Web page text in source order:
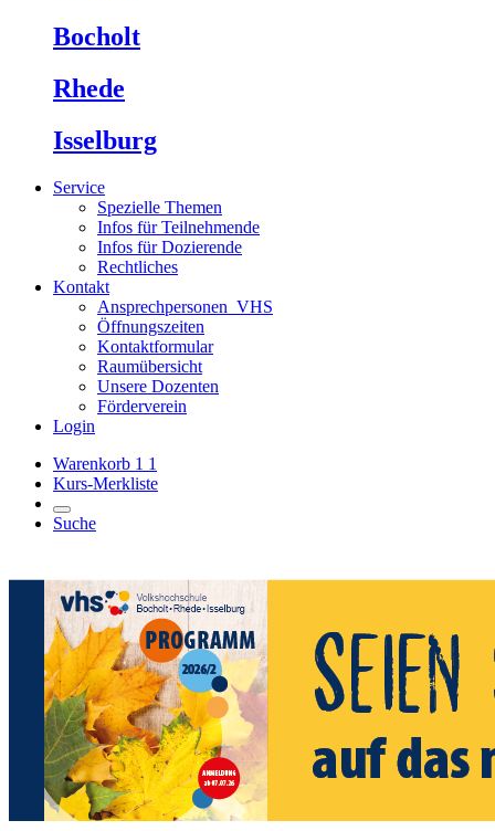
Bocholt
Rhede
Isselburg
Service
Spezielle Themen
Infos für Teilnehmende
Infos für Dozierende
Rechtliches
Kontakt
Ansprechpersonen_VHS
Öffnungszeiten
Kontaktformular
Raumübersicht
Unsere Dozenten
Förderverein
Login
Warenkorb 1 1
Kurs-Merkliste
Suche